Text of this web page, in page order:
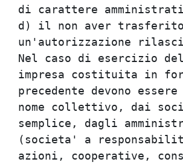
di carattere
d) il non aver
un'autorizzazione
Nel caso di esercizio
impresa costituita in
precedente devono
nome collettivo, dai
semplice, dagli
(societa' a
azioni, cooperative,